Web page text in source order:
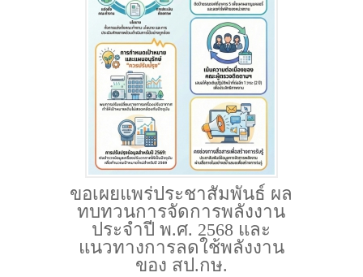
ขอเผยแพร่ประชาสัมพันธ์ ผล
ทบทวนการจัดการพลังงาน
ประจำปี พ.ศ. 2568 และ
แนวทางการลดใช้พลังงาน
ของ สป.กษ.